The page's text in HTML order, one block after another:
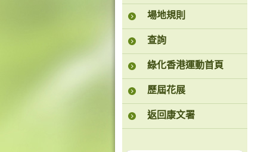
場地規則
查詢
綠化香港運動首頁
歷屆花展
返回康文署